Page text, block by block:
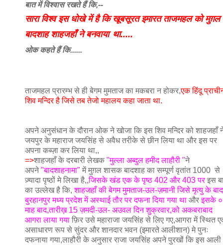
बात में विश्वास रखते हैं कि,--
सारा विश्व इस धोखे में है कि खूबसूरत इमारत ताजमहल को मुग़ल
बादशाह शाहजहाँ ने बनवाया था.....
ओक कहते हैं कि......
ताजमहल प्रारम्भ से ही बेगम मुमताज का मकबरा न होकर,एक हिंदू
शिव मन्दिर है जिसे तब तेजो महालय कहा जाता था.
अपने अनुसंधान के दौरान ओक ने खोजा कि इस शिव मन्दिर को शाहजहाँ
जयपुर के महाराज जयसिंह से अवैध तरीके से छीन लिया था और इस पर
अपना कब्ज़ा कर लिया था,,
=>शाहजहाँ के दरबारी लेखक "मुल्ला अब्दुल हमीद लाहौरी "ने
अपने"बादशाहनामा" में मुग़ल शासक बादशाह का सम्पूर्ण वृतांत 1000 से
ज़्यादा पृष्ठों मे लिखा है,,जिसके खंड एक के पृष्ठ 402 और 403 परइस
का उल्लेख है कि,शाहजहाँ की बेगम मुमताज-उल-ज़मानी जिसे मृत्यु के
बुरहानपुर मध्य प्रदेश में अस्थाई तौर पर दफना दिया गया था औरइसके
माह बाद,तारीख़ 15 ज़मदी-उल- अउवल दिन शुक्रवार,को अकबराबाद
आगरा लाया गया फ़िर उसे महाराजा जयसिंह से लिए गए,आगरा में स्थित
असाधारण रूप से सुंदर और शानदार भवन (इमारते आलीशान) मे पुनः
दफनाया गया,लाहौरी के अनुसार राजा जयसिंह अपने पुरखों कि इस आली